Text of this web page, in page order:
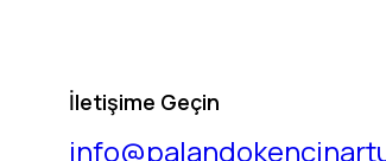
İletişime Geçin